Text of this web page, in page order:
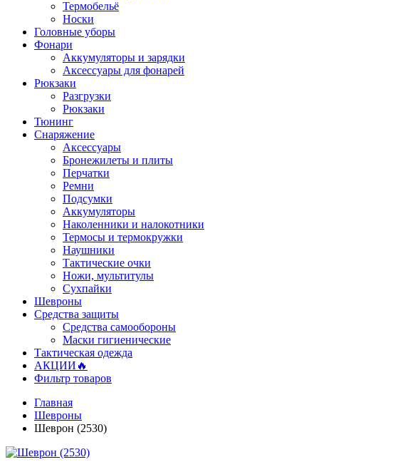
Термобельё
Носки
Головные уборы
Фонари
Аккумуляторы и зарядки
Аксессуары для фонарей
Рюкзаки
Разгрузки
Рюкзаки
Тюнинг
Снаряжение
Аксессуары
Бронежилеты и плиты
Перчатки
Ремни
Подсумки
Аккумуляторы
Наколенники и налокотники
Термосы и термокружки
Наушники
Тактические очки
Ножи, мультитулы
Сухпайки
Шевроны
Средства защиты
Средства самообороны
Маски гигиенические
Тактическая одежда
АКЦИИ🔥
Фильтр товаров
Главная
Шевроны
Шеврон (2530)